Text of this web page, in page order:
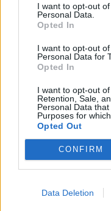
I want to opt-out
Personal Data.
Opted In
I want to opt-out
Personal Data for
Opted In
I want to opt-out
Retention, Sale,
Personal Data
Purposes for
Opted Out
CONFIRM
Data Deletion
Ήττα
ΕΙΔΗΣΕΙΣ
Στον